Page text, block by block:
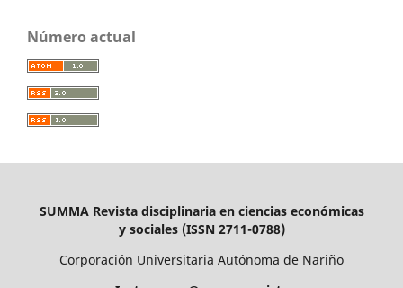
Número actual
SUMMA Revista disciplinaria en ciencias económicas
y sociales (ISSN 2711-0788)
Corporación Universitaria Autónoma de Nariño